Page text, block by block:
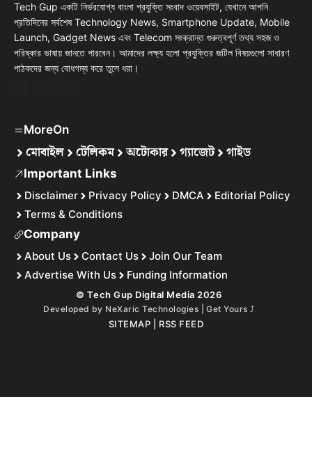
Tech Gup একটি নির্ভরযোগ্য বাংলা প্রযুক্তি সংবাদ ওয়েবসাইট, যেখানে আপনি
প্রতিদিনের সর্বশেষ Technology News, Smartphone Update, Mobile
Launch, Gadget News এবং Telecom সংক্রান্ত গুরুত্বপূর্ণ তথ্য সহজ ও
পরিষ্কার ভাষায় জানতে পারবেন। আমাদের লক্ষ্য হলো প্রযুক্তির জটিল বিষয়গুলো সাধারণ
পাঠকদের জন্য বোধগম্য করে তুলে ধরা।
MoreOn
মোবাইল টেলিকম অটোকার গ্যাজেট গাইড
Important Links
Disclaimer Privacy Policy DMCA
Editorial Policy
Terms & Conditions
Company
About Us Contact Us
Join Our Team
Advertise With Us
Funding Information
© Tech Gup Digital Media 2026
Developed by NeXaric Technologies | Get Yours⤴︎
SITEMAP RSS FEED